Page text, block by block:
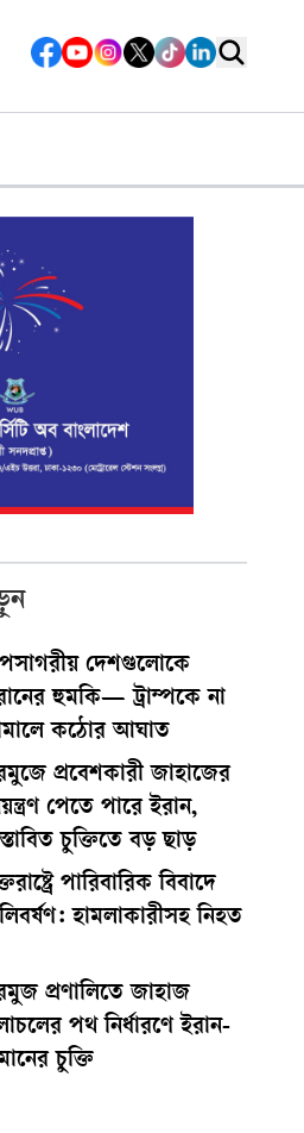
দেশগুলোকে
হুমকি— ট্রাম্পকে না
কঠোর আঘাত
প্রবেশকারী জাহাজের
পেতে পারে ইরান,
চুক্তিতে বড় ছাড়
পারিবারিক বিবাদে
হামলাকারীসহ নিহত
প্রণালিতে জাহাজ
পথ নির্ধারণে ইরান-
চুক্তি